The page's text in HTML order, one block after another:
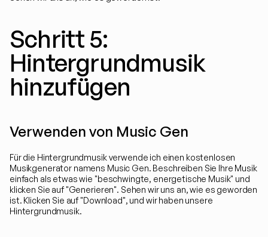
Schritt 5:
Hintergrundmusik
hinzufügen
Verwenden von Music Gen
Für die Hintergrundmusik verwende ich einen kostenlosen
Musikgenerator namens Music Gen. Beschreiben Sie Ihre Musik
einfach als etwas wie "beschwingte, energetische Musik" und
klicken Sie auf "Generieren". Sehen wir uns an, wie es geworden
ist. Klicken Sie auf "Download", und wir haben unsere
Hintergrundmusik.